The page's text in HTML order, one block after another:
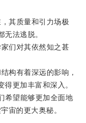
其质量和引力场极
法逃脱。
们对其依然知之甚
有着深远的影响，
更加丰富和深入。
望能够更加全面地
宙的更大奥秘。